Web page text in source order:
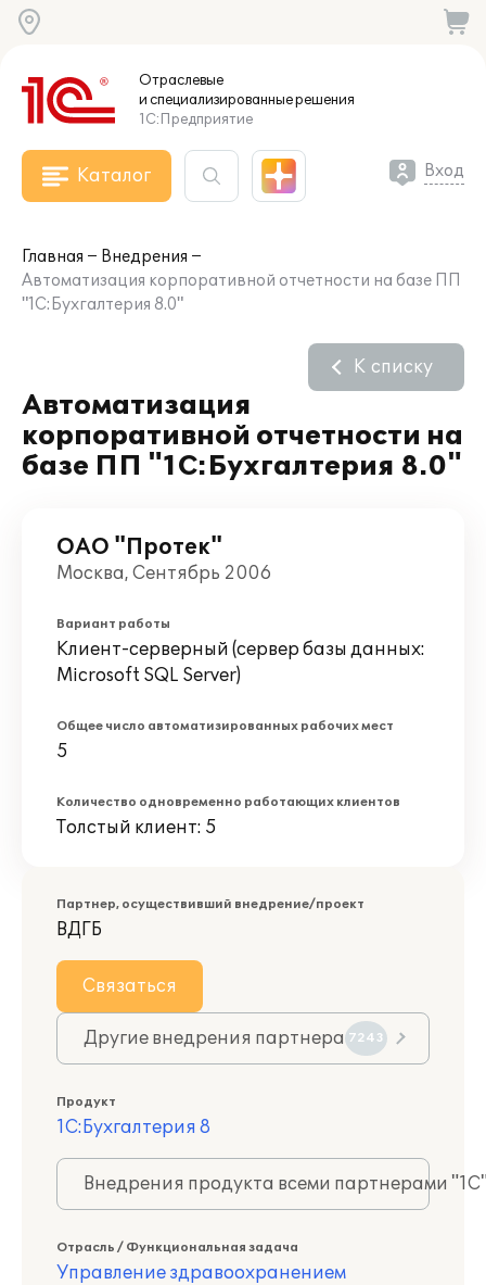
Отраслевые
и специализированныерешения
1С:Предприятие
Каталог Вход
Главная
Внедрения
Автоматизация корпоративной отчетности на базе ПП
"1С:Бухгалтерия 8.0"
Автоматизация
корпоративной отчетности на
базе ПП "1С:Бухгалтерия 8.0"
К списку
ОАО "Протек"
Москва, Сентябрь 2006
Вариант работы
Клиент-серверный (сервер базы данных:
Microsoft SQL Server)
Общее число автоматизированных рабочих мест
5
Количество одновременно работающих клиентов
Толстый клиент: 5
Партнер, осуществивший внедрение/проект
ВДГБ
Связаться
Другие внедрения партнера 7243
Продукт
1С:Бухгалтерия 8
Внедрения продукта всеми партнерами
Отрасль / Функциональная задача
Управление здравоохранением